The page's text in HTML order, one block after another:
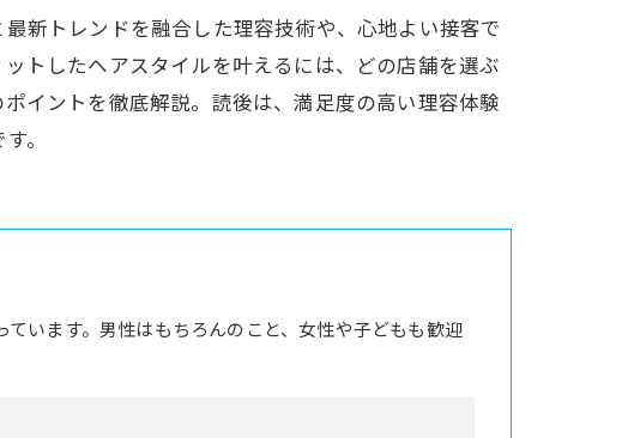
新トレンドを融合した理容技術や、心地よい接客で
トしたヘアスタイルを叶えるには、どの店舗を選ぶ
イントを徹底解説。読後は、満足度の高い理容体験
。
います。男性はもちろんのこと、女性や子どもも歓迎